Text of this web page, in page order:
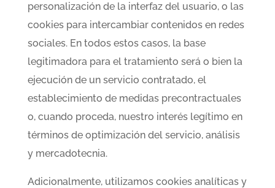
personalización de la interfaz del usuario, o las
cookies para intercambiar contenidos en redes
sociales. En todos estos casos, la base
legitimadora para el tratamiento será o bien la
ejecución de un servicio contratado, el
establecimiento de medidas precontractuales
o, cuando proceda, nuestro interés legítimo en
términos de optimización del servicio, análisis
y mercadotecnia.
Adicionalmente, utilizamos cookies analíticas y